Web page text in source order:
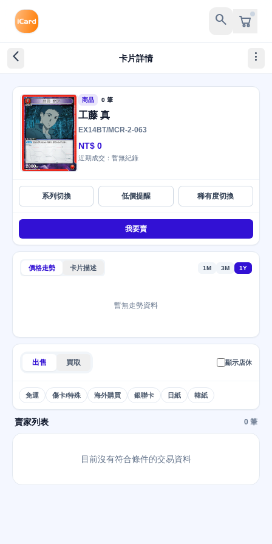
search
arrow_back_ios_new 卡片詳情 more_vert
商品 0 筆
工藤 真
EX14BT/MCR-2-063
NT$ 0
近期成交：暫無紀錄
系列切換 低價提醒 稀有度切換
我要賣
價格走勢 卡片描述 1M 3M 1Y
暫無走勢資料
出售 買取 顯示店休
免運 傷卡/特殊 海外購買 銀聯卡 日紙 韓紙
賣家列表 0 筆
目前沒有符合條件的交易資料